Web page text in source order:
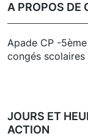
A PROPOS DE
Apade CP -
congés scolaires
JOURS ET
ACTION